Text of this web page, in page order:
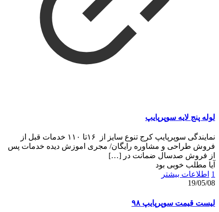
لوله پنج لایه سوپرپایپ
نمایندگی سوپرپایپ کرج تنوع سایز از ۱۶تا ۱۱۰ خدمات قبل از
فروش طراحی و مشاوره رایگان/ مجری اموزش دیده خدمات پس
از فروش صدسال ضمانت در […]
آیا مطلب خوبی بود
1 اطلاعات بیشتر
19/05/08
لیست قیمت سوپرپایپ ۹۸